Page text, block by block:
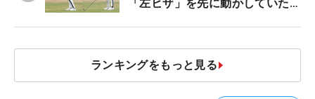
「左ヒザ」を先に動かしていた
ランキングをもっと見る